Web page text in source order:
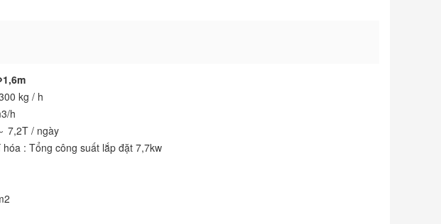
kg / h
h
7,2T / ngày
: Tổng công suất lắp đặt 7,7kw